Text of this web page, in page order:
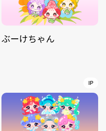
ぶーけちゃん
IP